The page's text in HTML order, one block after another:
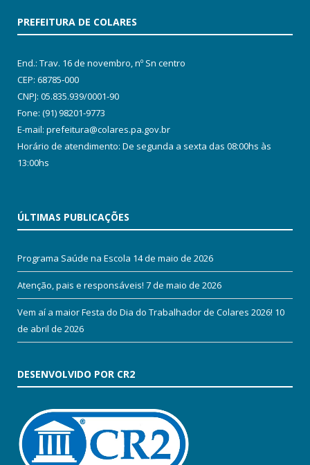
PREFEITURA DE COLARES
End.: Trav. 16 de novembro, nº Sn centro
CEP: 68785-000
CNPJ: 05.835.939/0001-90
Fone: (91) 98201-9773
E-mail: prefeitura@colares.pa.gov.br
Horário de atendimento: De segunda a sexta das 08:00hs às
13:00hs
ÚLTIMAS PUBLICAÇÕES
Programa Saúde na Escola 14 de maio de 2026
Atenção, pais e responsáveis! 7 de maio de 2026
Vem aí a maior Festa do Dia do Trabalhador de Colares 2026! 10
de abril de 2026
DESENVOLVIDO POR CR2